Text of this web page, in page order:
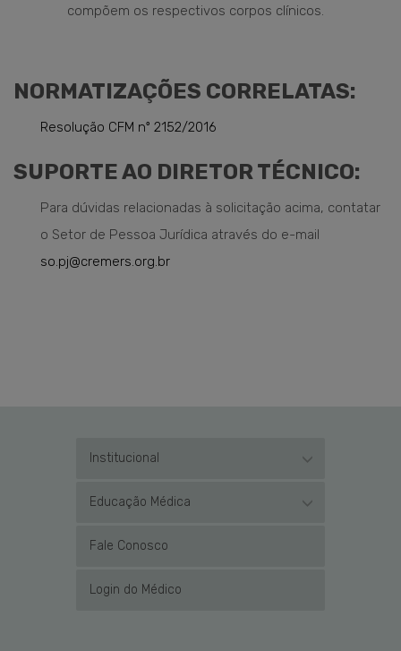
compõem os respectivos corpos clínicos.
NORMATIZAÇÕES CORRELATAS:
Resolução CFM nº 2152/2016
SUPORTE AO DIRETOR TÉCNICO:
Para dúvidas relacionadas à solicitação acima, contatar
o Setor de Pessoa Jurídica através do e-mail
so.pj@cremers.org.br
Institucional
Educação Médica
Fale Conosco
Login do Médico